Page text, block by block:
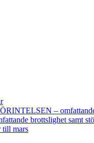
–
brottslighet samt
till mars